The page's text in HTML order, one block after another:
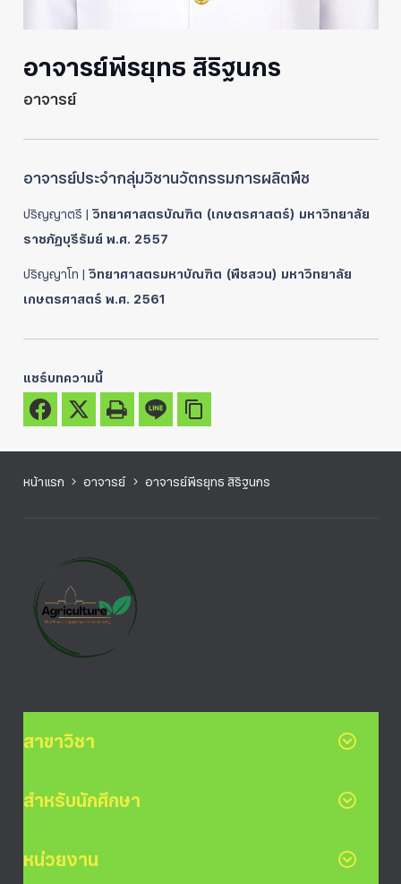
อาจารย์พีรยุทธ สิริฐนกร
อาจารย์
อาจารย์ประจำกลุ่มวิชานวัตกรรมการผลิตพืช
ปริญญาตรี | วิทยาศาสตรบัณฑิต (เกษตรศาสตร์) มหาวิทยาลัย
ราชภัฏบุรีรัมย์ พ.ศ. 2557
ปริญญาโท | วิทยาศาสตรมหาบัณฑิต (พืชสวน) มหาวิทยาลัย
เกษตรศาสตร์ พ.ศ. 2561
แชร์บทความนี้
หน้าแรก อาจารย์ อาจารย์พีรยุทธ สิริฐนกร
สาขาวิชา
สำหรับนักศึกษา
หน่วยงาน